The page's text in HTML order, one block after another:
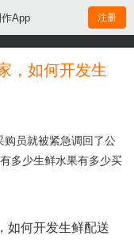
App 注册
，如何开发生
购员就被紧急调回了公
多少生鲜水果有多少买